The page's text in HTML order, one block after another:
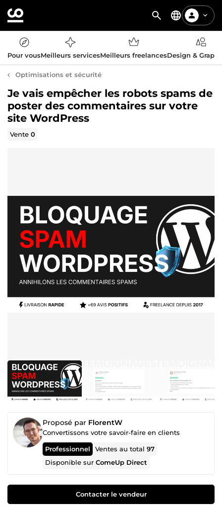
Pour vousMeilleurs servicesMeilleurs freelancesDesign &
Optimisations et sécurité
Je vais empêcher les robots spams de
poster des commentaires sur votre
site WordPress
Vente0
Proposé par FlorentW
Convertissons votre savoir-faire en clients
Professionnel Ventes au total97
Disponible surComeUp Direct
Contacter le vendeur